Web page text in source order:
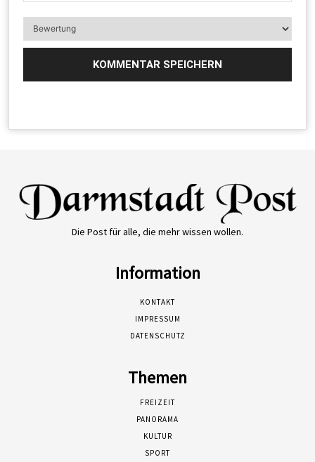
Die Post für alle, die mehr wissen wollen.
Information
KONTAKT
IMPRESSUM
DATENSCHUTZ
Themen
FREIZEIT
PANORAMA
KULTUR
SPORT